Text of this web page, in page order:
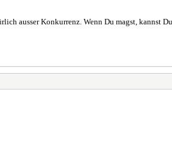
ausser Konkurrenz. Wenn Du magst, kannst